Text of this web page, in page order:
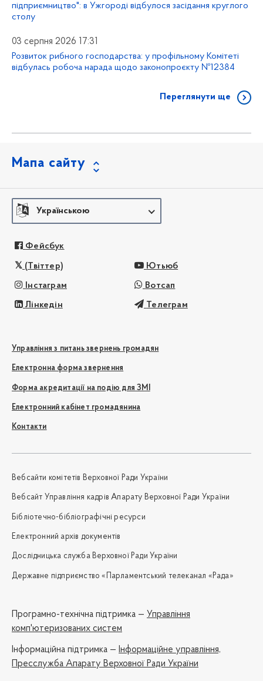
підприємництво": в Ужгороді відбулося засідання круглого
столу
03 серпня 2026 17:31
Розвиток рибного господарства: у профільному Комітеті
відбулась робоча нарада щодо законопроєкту №12384
Переглянути ще
Мапа сайту
Українською
Фейсбук
(Твіттер) Ютьюб
Інстаграм Вотсап
Лінкедін Телеграм
Управління з питань звернень громадян
Електронна форма звернення
Форма акредитації на подію для ЗМІ
Електронний кабінет громадянина
Контакти
Вебсайти комітетів Верховної Ради України
Вебсайт Управління кадрів Апарату Верховної Ради України
Бібліотечно-бібліографічні ресурси
Електронний архів документів
Дослідницька служба Верховної Ради України
Державне підприємство «Парламентський телеканал «Рада»
Програмно-технічна підтримка — Управління
комп'ютеризованих систем
Iнформаційна підтримка — Інформаційне управління,
Пресслужба Апарату Верховної Ради України